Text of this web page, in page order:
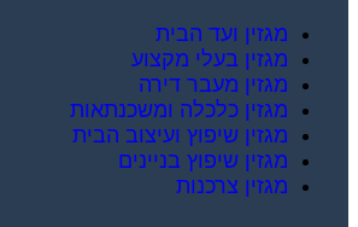
מגזין ועד הבית
מגזין בעלי מקצוע
מגזין מעבר דירה
מגזין כלכלה ומשכנתאות
מגזין שיפוץ ועיצוב הבית
מגזין שיפוץ בניינים
מגזין צרכנות